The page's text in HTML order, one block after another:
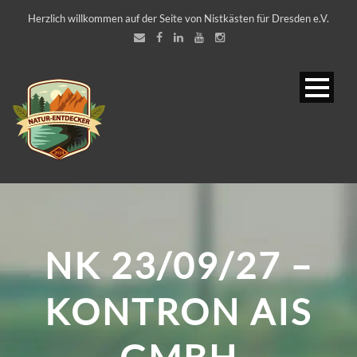
Herzlich willkommen auf der Seite von Nistkästen für Dresden e.V.
NK 23/09/27 –
KONTRON AIS